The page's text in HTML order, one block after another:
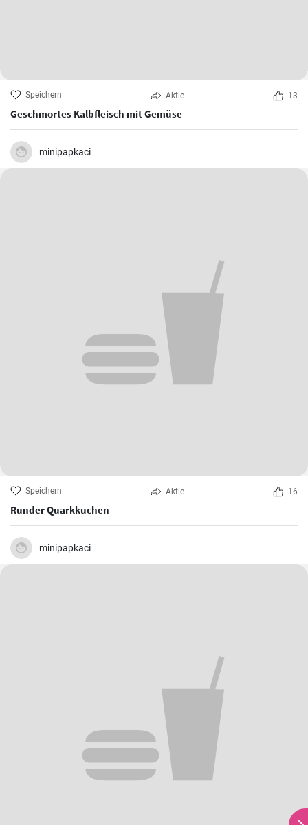
Speichern Aktie 13
Geschmortes Kalbfleisch mit Gemüse
minipapkaci
Speichern Aktie 16
Runder Quarkkuchen
minipapkaci